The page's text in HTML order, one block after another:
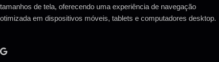
tamanhos de tela, oferecendo uma experiência de navegação
otimizada em dispositivos móveis, tablets e computadores desktop.